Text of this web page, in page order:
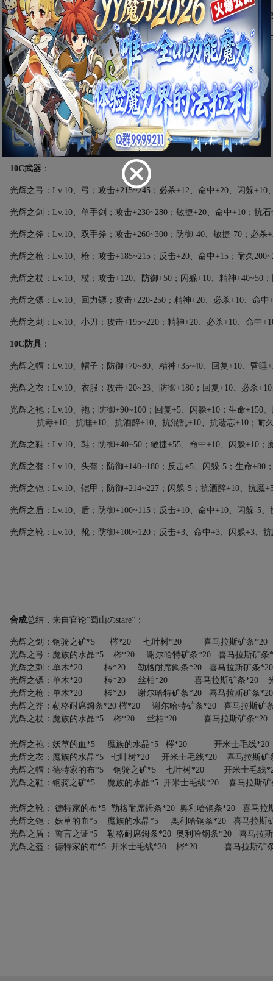
◆【光辉装备结构图】：可交易给装备制作相关的生产系玩家，双击
6.与青龙护卫（24.18）对话，选【是】离开青龙的幻境传送至永久冻
装备数据：
（来自官论）
（注意：数值是原始，不含双百（《双百理论 》）加成）
10C武器 ：
光辉之弓： Lv.10、弓；攻击+215~245 ；必杀+12、命中 +20、闪躲+10
光辉之剑： Lv.10、单手剑；攻击+230~280 ；敏捷+20、命中 +10 ；抗
光辉之斧： Lv.10、双手斧；攻击+260~300 ；防御-40、敏捷-70 ；必杀
光辉之枪： Lv.10、枪；攻击+185~215 ；反击+20、命中 +15 ；耐久
光辉之杖： Lv.10、杖；攻击+120、防御+50 ；闪躲+10、精神+40~50
光辉之镖： Lv.10、回力镖；攻击+220-250 ；精神+20、必杀+10、命中
光辉之刺： Lv.10、小刀；攻击+195~220 ；精神+20、必杀+10、命中
10C 防具 ：
光辉之帽： Lv.10、帽子；防御+70~80、精神+35~40、回复+10、昏睡
光辉之衣： Lv.10、衣服；攻击+20~23、防御+180 ；回复+10、必杀+10
光辉之袍： Lv.10、袍；防御+90~100 ；回复+5、闪躲+10 ；生命+150
抗毒+10、抗睡+10、抗酒醉+10、抗混乱+10、抗遗忘+10 ；耐
光辉之鞋： Lv.10、鞋；防御+40~50 ；敏捷+55、命中+10、闪躲+10 ；
光辉之盔： Lv.10、头盔；防御+140~180 ；反击+5、闪躲-5 ；生命+80
光辉之铠： Lv.10、铠甲；防御+214~227 ；闪躲-5 ；抗酒醉+10、抗魔
光辉之盾： Lv.10、盾；防御+100~115 ；反击+10、命中+10、闪躲-5、
光辉之靴： Lv.10、靴；防御+100~120 ；反击+3、命中+3、闪躲+3、
合成总结，来自官论“蜀山のstare”：
光辉之剑：钢骑之矿*5 梣*20 七叶树*20 喜马拉斯矿条
光辉之弓：魔族的水晶*5 梣*20 谢尔哈特矿条*20 喜马拉斯矿条
光辉之刺：单木*20 梣*20 勒格耐席鉧条*20 喜马拉斯矿条
光辉之镖：单木*20 梣*20 丝柏*20 喜马拉斯矿条*20
光辉之枪：单木*20 梣*20 谢尔哈特矿条*20 喜马拉斯矿条
光辉之斧：勒格耐席鉧条*20 梣*20 谢尔哈特矿条*20 喜马拉斯矿
光辉之杖：魔族的水晶*5 梣*20 丝柏*20 喜马拉斯矿条
光辉之袍：妖草的血 *5 魔族的水晶*5 梣*20 开米士毛线
光辉之衣：魔族的水晶*5 七叶树*20 开米士毛线*20 喜马拉斯矿
光辉之帽：德特家的布*5 钢骑之矿*5 七叶树*20 开米士毛线
光辉之鞋：钢骑之矿*5 魔族的水晶*5 开米士毛线*20 喜马拉斯矿
光辉之靴： 德特家的布*5 勒格耐席鉧条*20 奥利哈钢条*20 喜马拉
光辉之铠：
妖草的血 *5 魔族的水晶*5 奥利哈钢条*20 喜马拉斯
光辉之盾：
誓言之证*5 勒格耐席鉧条*20 奥利哈钢条*20 喜马拉
光辉之盔：
德特家的布*5 开米士毛线*20 梣*20 喜马拉斯矿